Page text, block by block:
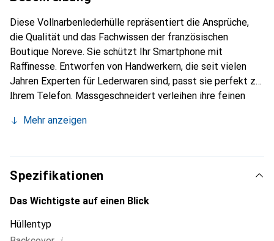
Diese Vollnarbenlederhülle repräsentiert die Ansprüche,
die Qualität und das Fachwissen der französischen
Boutique Noreve. Sie schützt Ihr Smartphone mit
Raffinesse. Entworfen von Handwerkern, die seit vielen
Jahren Experten für Lederwaren sind, passt sie perfekt zu
Ihrem Telefon. Massgeschneidert verleihen ihre feinen
und unverzichtbaren Accessoire Ihres Smartphones.
die Marke Noreve eine sichere Wahl für eine
anspruchsvolle Klientel.
Mehr anzeigen
Spezifikationen
Das Wichtigste auf einen Blick
Hüllentyp